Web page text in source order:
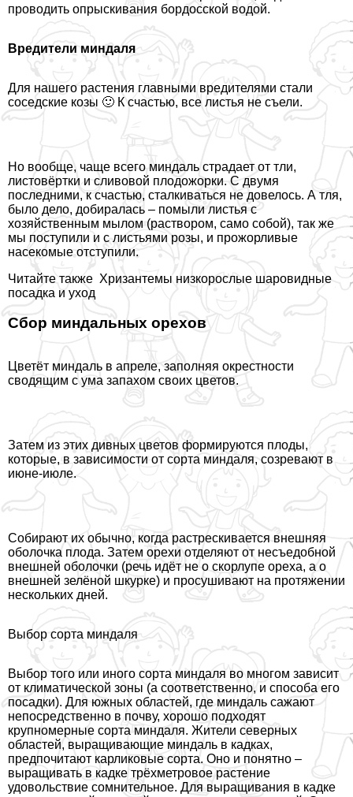
проводить опрыскивания бордосской водой.
Вредители миндаля
Для нашего растения главными вредителями стали
соседские козы 🙂 К счастью, все листья не съели.
Но вообще, чаще всего миндаль страдает от тли,
листовёртки и сливовой плодожорки. С двумя
последними, к счастью, сталкиваться не довелось. А тля,
было дело, добиралась – помыли листья с
хозяйственным мылом (раствором, само собой), так же
мы поступили и с листьями розы, и прожорливые
насекомые отступили.
Читайте также Хризантемы низкорослые шаровидные
посадка и уход
Сбор миндальных орехов
Цветёт миндаль в апреле, заполняя окрестности
сводящим с ума запахом своих цветов.
Затем из этих дивных цветов формируются плоды,
которые, в зависимости от сорта миндаля, созревают в
июне-июле.
Собирают их обычно, когда растрескивается внешняя
оболочка плода. Затем орехи отделяют от несъедобной
внешней оболочки (речь идёт не о скорлупе ореха, а о
внешней зелёной шкурке) и просушивают на протяжении
нескольких дней.
Выбор сорта миндаля
Выбор того или иного сорта миндаля во многом зависит
от климатической зоны (а соответственно, и способа его
посадки). Для южных областей, где миндаль сажают
непосредственно в почву, хорошо подходят
крупномерные сорта миндаля. Жители северных
областей, выращивающие миндаль в кадках,
предпочитают карликовые сорта. Оно и понятно –
выращивать в кадке трёхметровое растение
удовольствие сомнительное. Для выращивания в кадке